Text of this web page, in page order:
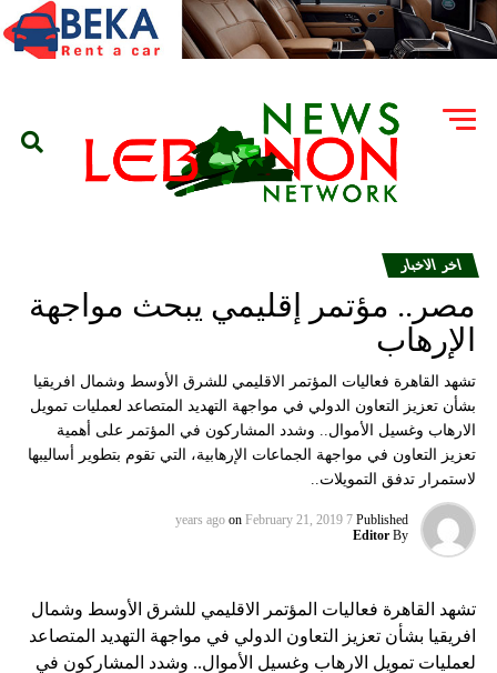
اخر الاخبار
مصر.. مؤتمر إقليمي يبحث مواجهة
الإرهاب
تشهد القاهرة فعاليات المؤتمر الاقليمي للشرق الأوسط وشمال افريقيا
بشأن تعزيز التعاون الدولي في مواجهة التهديد المتصاعد لعمليات تمويل
الارهاب وغسيل الأموال.. وشدد المشاركون في المؤتمر على أهمية
تعزيز التعاون في مواجهة الجماعات الإرهابية، التي تقوم بتطوير أساليبها
لاستمرار تدفق التمويلات..
Published
7 years ago
on February 21, 2019
By
Editor
تشهد القاهرة فعاليات المؤتمر الاقليمي للشرق الأوسط وشمال
افريقيا بشأن تعزيز التعاون الدولي في مواجهة التهديد المتصاعد
لعمليات تمويل الارهاب وغسيل الأموال.. وشدد المشاركون في